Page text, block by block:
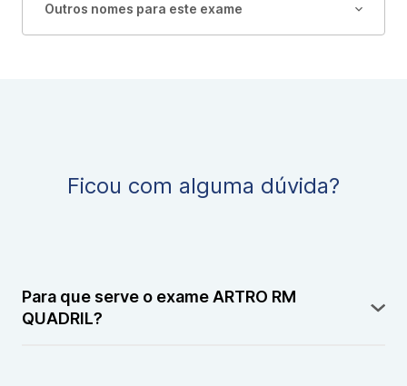
Outros nomes para este exame
Ficou com alguma dúvida?
Para que serve o exame ARTRO RM
QUADRIL?